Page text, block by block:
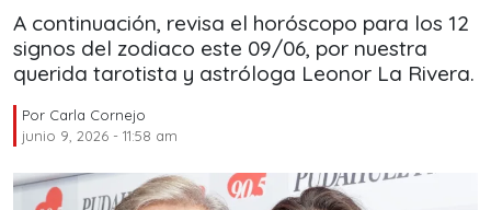
A continuación, revisa el horóscopo para los 12
signos del zodiaco este 09/06, por nuestra
querida tarotista y astróloga Leonor La Rivera.
Por Carla Cornejo
junio 9, 2026 - 11:58 am